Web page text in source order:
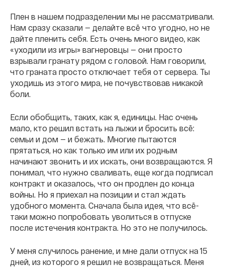
Плен в нашем подразделении мы не рассматривали.
Нам сразу сказали — делайте всё что угодно, но не
дайте пленить себя. Есть очень много видео, как
«уходили из игры» вагнеровцы — они просто
взрывали гранату рядом с головой. Нам говорили,
что граната просто отключает тебя от сервера. Ты
уходишь из этого мира, не почувствовав никакой
боли.
Если обобщить, таких, как я, единицы. Нас очень
мало, кто решил встать на лыжи и бросить всё:
семьи и дом — и бежать. Многие пытаются
прятаться, но как только им или их родным
начинают звонить и их искать, они возвращаются. Я
понимал, что нужно сваливать, еще когда подписал
контракт и оказалось, что он продлен до конца
войны. Но я приехал на позиции и стал ждать
удобного момента. Сначала была идея, что всё-
таки можно попробовать уволиться в отпуске
после истечения контракта. Но это не получилось.
У меня случилось ранение, и мне дали отпуск на 15
дней, из которого я решил не возвращаться. Меня